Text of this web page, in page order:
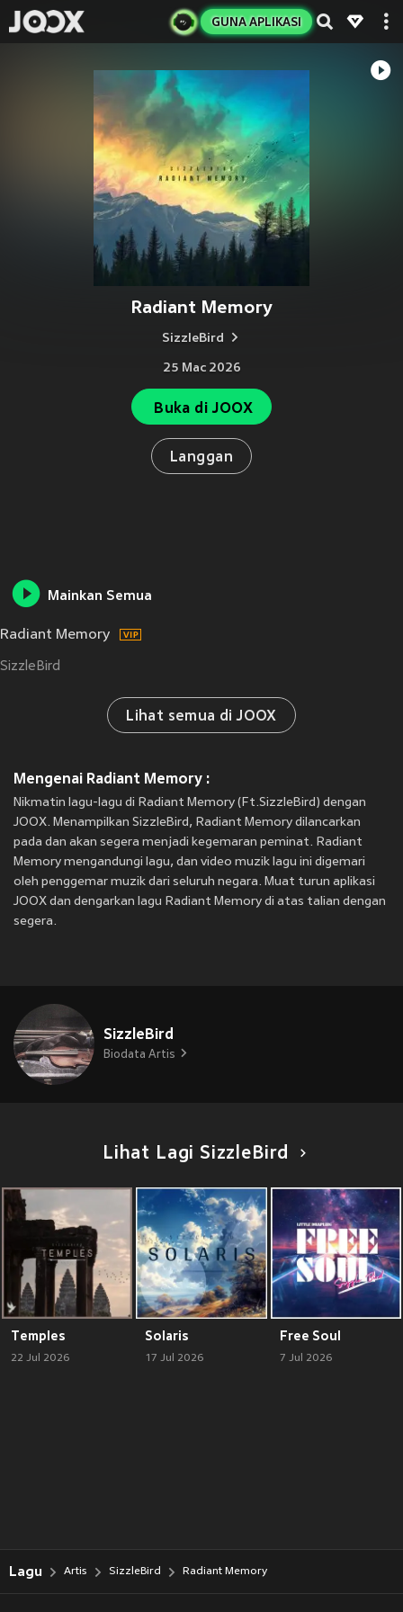
GUNA APLIKASI
Radiant Memory
SizzleBird
25 Mac 2026
Buka di JOOX
Langgan
Mainkan Semua
Radiant Memory
SizzleBird
Lihat semua di JOOX
Mengenai Radiant Memory :
Nikmatin lagu-lagu di Radiant Memory (Ft.SizzleBird) dengan
JOOX. Menampilkan SizzleBird, Radiant Memory dilancarkan
pada dan akan segera menjadi kegemaran peminat. Radiant
Memory mengandungi lagu, dan video muzik lagu ini digemari
oleh penggemar muzik dari seluruh negara. Muat turun aplikasi
JOOX dan dengarkan lagu Radiant Memory di atas talian dengan
segera.
SizzleBird
Biodata Artis
Lihat Lagi SizzleBird
Temples
22 Jul 2026
Solaris
17 Jul 2026
Free Soul
7 Jul 2026
Lagu Artis SizzleBird Radiant Memory